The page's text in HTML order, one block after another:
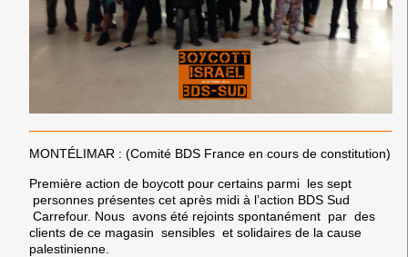
MONTÉLIMAR : (Comité BDS France en cours de constitution)
Première action de boycott pour certains parmi les sept
personnes présentes cet après midi à l’action BDS Sud
Carrefour. Nous avons été rejoints spontanément par des
clients de ce magasin sensibles et solidaires de la cause
palestinienne.